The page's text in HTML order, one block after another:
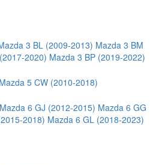
3 BL (2009-2013) Mazda 3 BM
2020) Mazda 3 BP (2019-2022)
Mazda 5 CW (2010-2018)
Mazda 6 GJ (2012-2015) Mazda 6 GG
2018) Mazda 6 GL (2018-2023)